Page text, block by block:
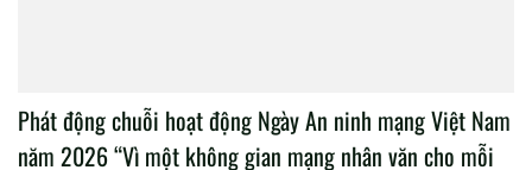
Phát động chuỗi hoạt động Ngày An ninh mạng Việt Nam
năm 2026 “Vì một không gian mạng nhân văn cho mỗi